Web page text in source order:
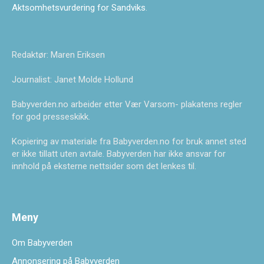
Aktsomhetsvurdering for Sandviks.
Redaktør: Maren Eriksen
Journalist: Janet Molde Hollund
Babyverden.no arbeider etter Vær Varsom- plakatens regler
for god presseskikk.
Kopiering av materiale fra Babyverden.no for bruk annet sted
er ikke tillatt uten avtale. Babyverden har ikke ansvar for
innhold på eksterne nettsider som det lenkes til.
Meny
Om Babyverden
Annonsering på Babyverden